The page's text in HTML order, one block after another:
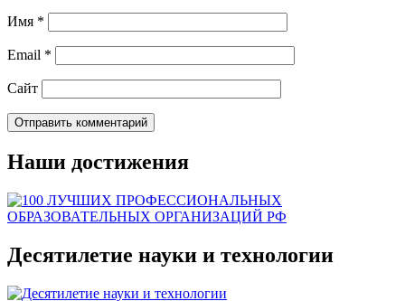
Имя *
Email *
Сайт
Наши достижения
Десятилетие науки и технологии